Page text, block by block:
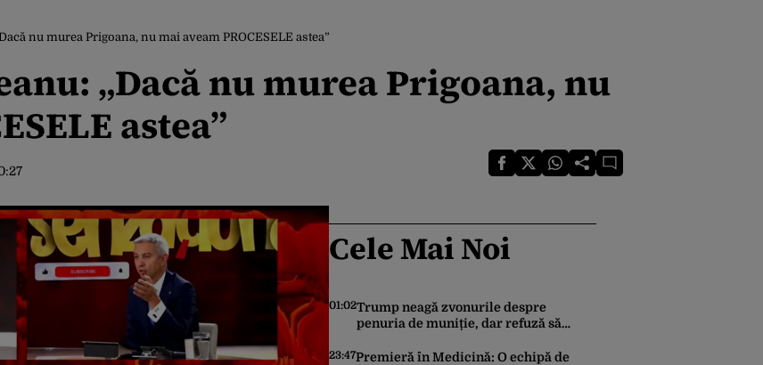
nu murea Prigoana, nu mai aveam PROCESELE astea”
„Dacă nu murea Prigoana, nu
astea”
Cele Mai Noi
01:02Trump neagă zvonurile despre
penuria de muniție, dar refuză să
nevoie de rachete”
23:47Premieră în Medicină: O echipă de